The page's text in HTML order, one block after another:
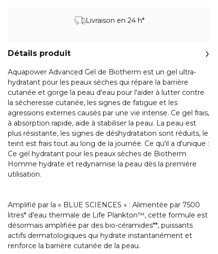
Livraison en 24 h*
Détails produit
Aquapower Advanced Gel de Biotherm est un gel ultra-
hydratant pour les peaux sèches qui répare la barrière
cutanée et gorge la peau d'eau pour l'aider à lutter contre
la sécheresse cutanée, les signes de fatigue et les
agressions externes causés par une vie intense. Ce gel frais,
à absorption rapide, aide à stabiliser la peau. La peau est
plus résistante, les signes de déshydratation sont réduits, le
teint est frais tout au long de la journée. Ce qu'il a d'unique :
Ce gel hydratant pour les peaux sèches de Biotherm
Homme hydrate et redynamise la peau dès la première
utilisation.
Amplifié par la « BLUE SCIENCES » : Alimentée par 7500
litres* d'eau thermale de Life Plankton™, cette formule est
désormais amplifiée par des bio-céramides**, puissants
actifs dermatologiques qui hydrate instantanément et
renforce la barrière cutanée de la peau.